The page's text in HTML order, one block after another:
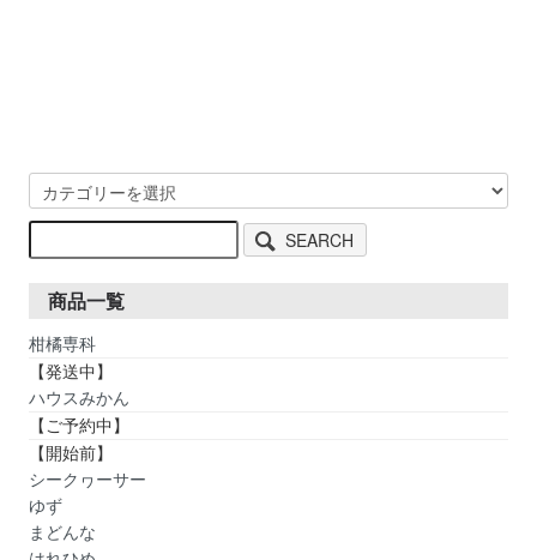
SEARCH
商品一覧
柑橘専科
【発送中】
ハウスみかん
【ご予約中】
【開始前】
シークヮーサー
ゆず
まどんな